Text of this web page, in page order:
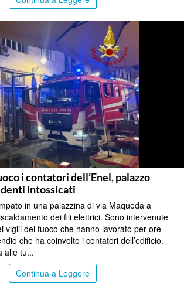
i contatori dell’Enel, palazzo
intossicati
in una palazzina di via Maqueda a
dei fili elettrici. Sono intervenute
vigili del fuoco che hanno lavorato per ore
che ha coinvolto i contatori dell’edificio.
alle tu...
Continua a Leggere